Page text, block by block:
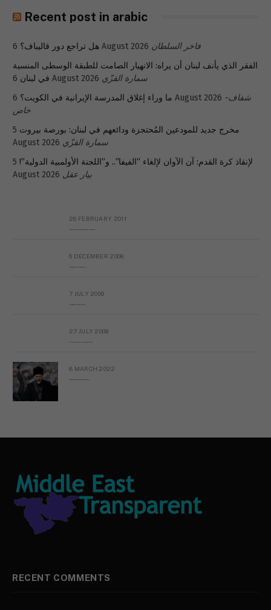
Recent post in arabic
هل تراجع دور قاليباف؟ 6 August 2026 فاخر السلطان
الفقر الذي يأنف لبنان أن يراه: الانهيار الصامت للطبقة الوسطى المنسية
في لبنان 6 August 2026 سمارة القزّي
ما وراء إغلاق المدرسة الإيرانية في الكويت؟ 6 August 2026 شفاف-
خاص
مخرج جديد للمودعين المُحتجزة ودائعهم في لبنان: بورصة بيروت 5
August 2026 سمارة القزّي
لإنقاذ كرة القدم: آن الآوان لإلغاء “الفيفا”.. و”اللجنة الأولمبية الدولية”! 5
August 2026 بيار عقل
26 FEBRUARY 2011
6 DECEMBER 2008
7 JULY 2009
27 JULY 2009
8 MARCH 2022
RECENT COMMENTS